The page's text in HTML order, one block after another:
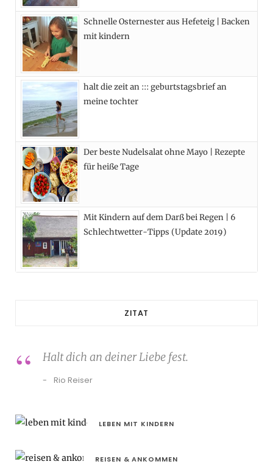
k
e
a
s
Schnelle Osternester aus Hefeteig | Backen
mit kindern
halt die zeit an ::: geburtstagsbrief an
meine tochter
Der beste Nudelsalat ohne Mayo | Rezepte
für heiße Tage
Mit Kindern auf dem Darß bei Regen | 6
Schlechtwetter-Tipps (Update 2019)
ZITAT
Halt dich an deiner Liebe fest.
Rio Reiser
LEBEN MIT KINDERN
REISEN & ANKOMMEN